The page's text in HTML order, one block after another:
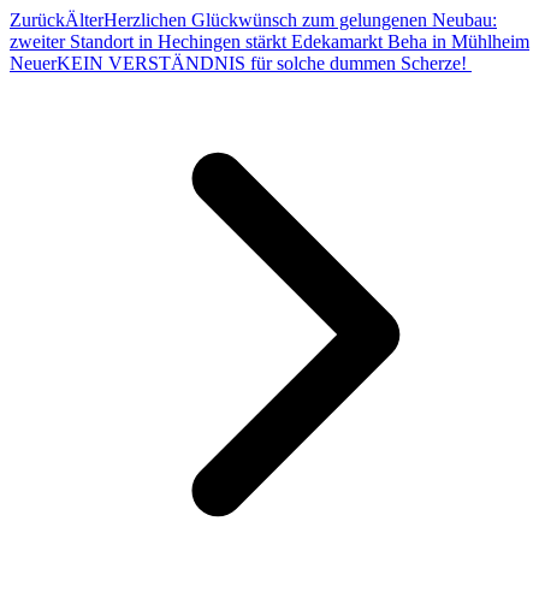
ZurückÄlterHerzlichen Glückwünsch zum gelungenen Neubau:
zweiter Standort in Hechingen stärkt Edekamarkt Beha in Mühlheim
NeuerKEIN VERSTÄNDNIS für solche dummen Scherze!